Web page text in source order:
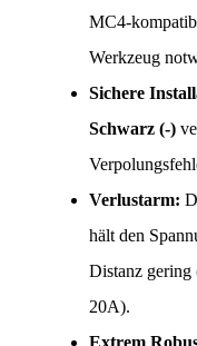
MC4-
Werkzeug
Sichere
Schwarz (-)
Verlustarm:
hält den
Distanz gering
20A).